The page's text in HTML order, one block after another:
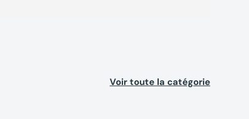
Voir toute la catégorie